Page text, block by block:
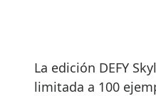
La edición DEFY
limitada a 100